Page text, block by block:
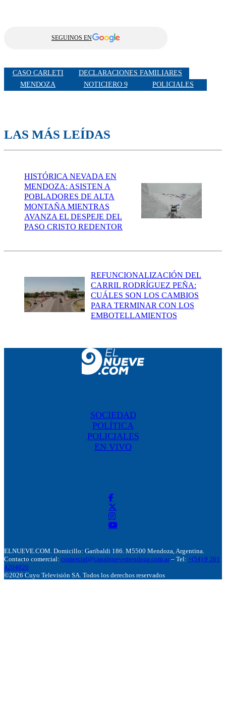
SEGUINOS EN
CASO CARLETI
DECLARACIONES FAMILIARES
MENDOZA
NOTICIERO 9 POLICIALES
LAS MÁS LEÍDAS
HISTÓRICA NEVADA EN
MENDOZA: ASISTEN A
POBLADORES DE ALTA
MONTAÑA MIENTRAS
AVANZA EL DESPEJE DEL
PASO CRISTO REDENTOR
REFUNCIONALIZACIÓN DEL
CARRIL RODRÍGUEZ PEÑA:
CUÁLES SON LOS CAMBIOS
PARA TERMINAR CON LOS
EMBOTELLAMIENTOS
SOCIEDAD
POLÍTICA
POLICIALES
EN VIVO
ELNUEVE.COM. Domicillo: Garibaldi 186. M5500 Mendoza, Argentina.
Contacto comercial: comercial@canalnuevemendoza.com.ar – Tel: +(54) 9 261
4204020
©2026 Cuyo Televisión SA. Todos los derechos reservados